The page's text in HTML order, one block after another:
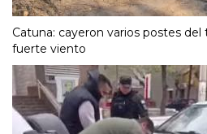
Catuna: cayeron varios postes
fuerte viento